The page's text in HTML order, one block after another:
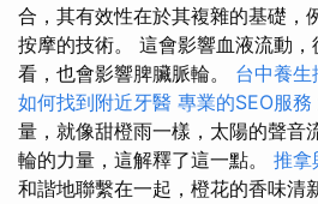
合，其有效性在於其複雜的基礎，
按摩的技術。 這會影響血液流動
看，也會影響脾臟脈輪。 台中養生
如何找到附近牙醫 專業的SEO服務
量，就像甜橙雨一樣，太陽的聲音
輪的力量，這解釋了這一點。 推拿
和諧地聯繫在一起，橙花的香味清